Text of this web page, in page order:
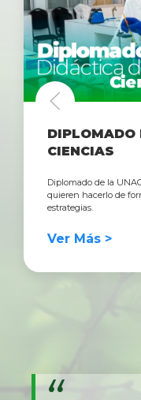
DIPLOMADO
CIENCIAS
Diplomado de la
quieren hacerlo de
estrategias.
Ver Más >